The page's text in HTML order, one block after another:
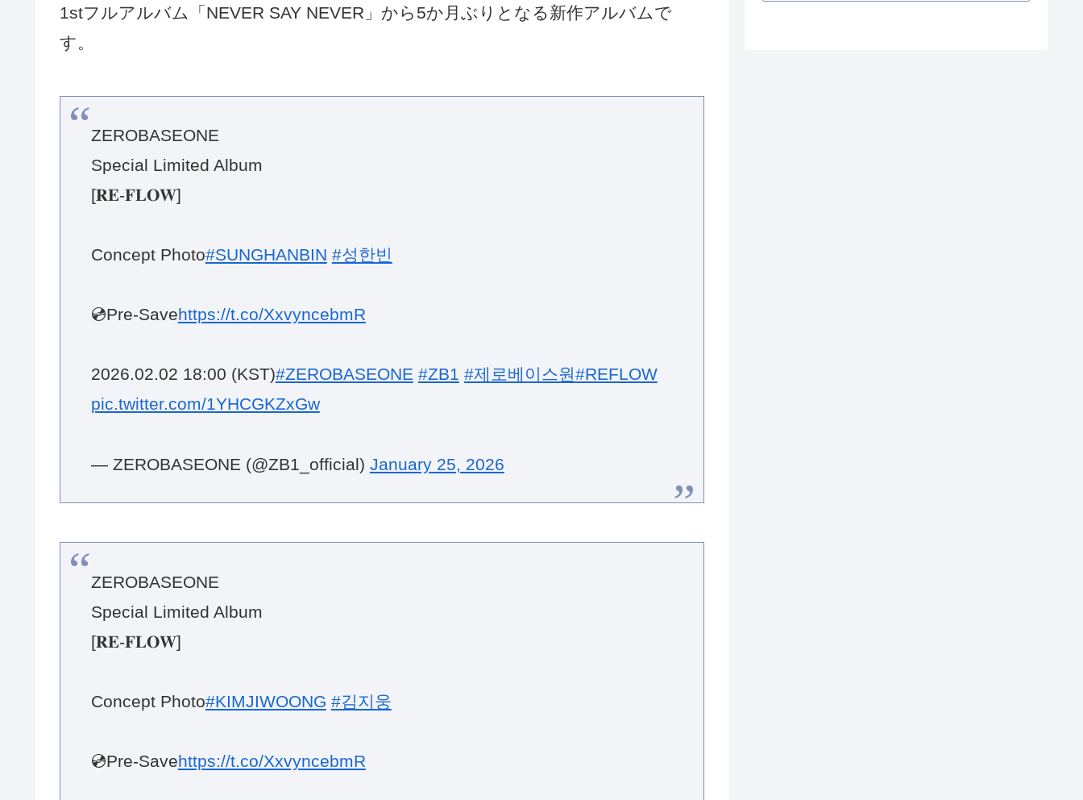
1stフルアルバム「NEVER SAY NEVER」から5か月ぶりとなる新作アルバムで
す。
ZEROBASEONE
Special Limited Album
[𝐑𝐄-𝐅𝐋𝐎𝐖]
Concept Photo #SUNGHANBIN #성한빈
💿Pre-Save https://t.co/XxvyncebmR
2026.02.02 18:00 (KST) #ZEROBASEONE #ZB1 #제로베이스원 #REFLOW
pic.twitter.com/1YHCGKZxGw
— ZEROBASEONE (@ZB1_official) January 25, 2026
[𝐑𝐄-𝐅𝐋𝐎𝐖]